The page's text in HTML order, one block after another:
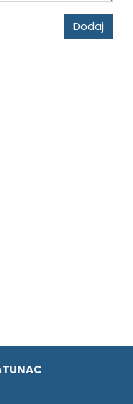
Dodaj